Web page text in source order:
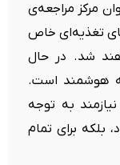
مرکز مراجعه‌ی‌
تغذیه‌ای خاص
شد. در حال
هوشمند است.
به توجه
بلکه برای تمام